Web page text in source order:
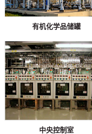
有机化学品储罐
中央控制室